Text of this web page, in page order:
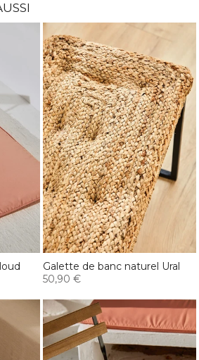
Galette de banc naturel Ural
50,90 €